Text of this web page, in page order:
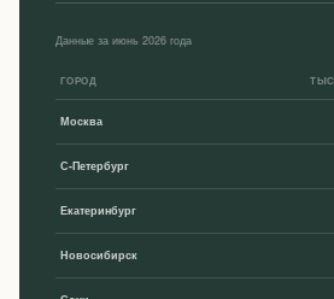
Данные за июнь 2026 года
ГОРОД
Москва
С-Петербург
Екатеринбург
Новосибирск